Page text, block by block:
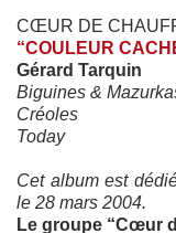
CŒUR DE
“COULEUR
Gérard Tarquin
Biguines &
Créoles
Today
Cet album est
le 28 mars 2004.
Le groupe “Cœur